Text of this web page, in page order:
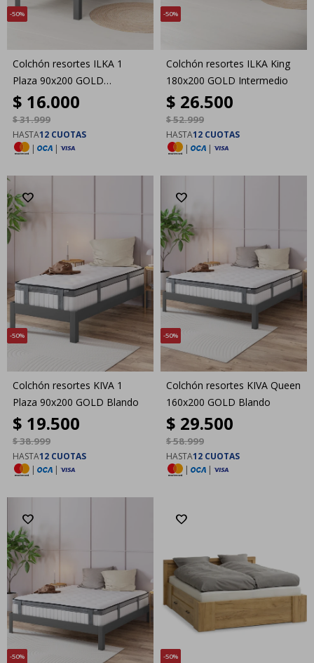
50
Colchón resortes ILKA 1
Plaza 90x200 GOLD
Intermedio
$ 16.000
$31.999
HASTA12 CUOTAS
|
|
50
Colchón resortes ILKA King
180x200 GOLD Intermedio
$ 26.500
$52.999
HASTA12 CUOTAS
|
|
50
Colchón resortes KIVA 1
Plaza 90x200 GOLD Blando
$ 19.500
$38.999
HASTA12 CUOTAS
|
|
50
Colchón resortes KIVA Queen
160x200 GOLD Blando
$ 29.500
$58.999
HASTA12 CUOTAS
|
|
50 50